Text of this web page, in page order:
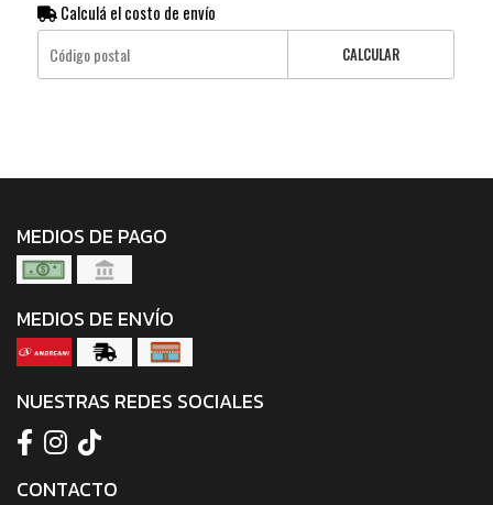
Calculá el costo de envío
CALCULAR
MEDIOS DE PAGO
MEDIOS DE ENVÍO
NUESTRAS REDES SOCIALES
CONTACTO